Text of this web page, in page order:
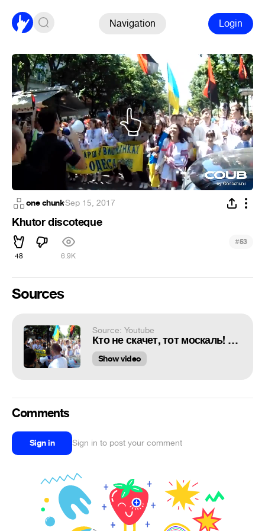
Navigation Login
one chunk·Sep 15, 2017
Khutor discoteque
48 6.9K
#53
Sources
Source: Youtube
Кто не скачет, тот москаль! На "Марше вышиванок" в Одессе
Show video
Comments
Sign in Sign in to post your comment